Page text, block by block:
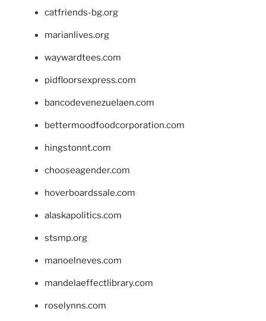
catfriends-bg.org
marianlives.org
waywardtees.com
pidfloorsexpress.com
bancodevenezuelaen.com
bettermoodfoodcorporation.com
hingstonnt.com
chooseagender.com
hoverboardssale.com
alaskapolitics.com
stsmp.org
manoelneves.com
mandelaeffectlibrary.com
roselynns.com